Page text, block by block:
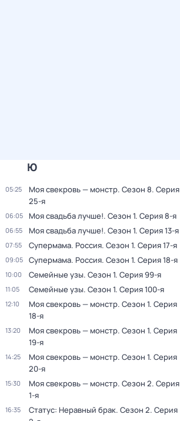
Ю
05:25 Моя свекровь — монстр. Сезон 8. Серия
25-я
06:05 Моя свадьба лучше!. Сезон 1. Серия 8-я
06:55 Моя свадьба лучше!. Сезон 1. Серия 13-я
07:55 Супермама. Россия. Сезон 1. Серия 17-я
09:05 Супермама. Россия. Сезон 1. Серия 18-я
10:00 Семейные узы. Сезон 1. Серия 99-я
11:05 Семейные узы. Сезон 1. Серия 100-я
12:10 Моя свекровь — монстр. Сезон 1. Серия
18-я
13:20 Моя свекровь — монстр. Сезон 1. Серия
19-я
14:25 Моя свекровь — монстр. Сезон 1. Серия
20-я
15:30 Моя свекровь — монстр. Сезон 2. Серия
1-я
16:35 Статус: Неравный брак. Сезон 2. Серия